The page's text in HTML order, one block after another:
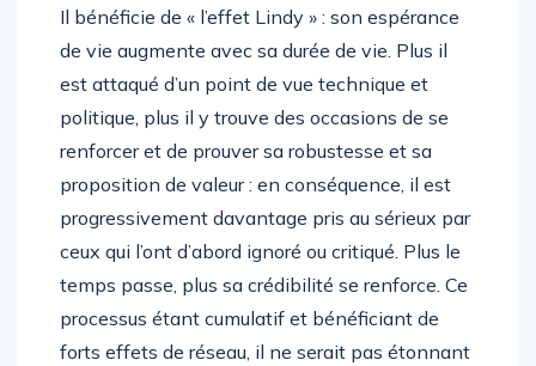
Il bénéficie de « l’effet Lindy » : son espérance
de vie augmente avec sa durée de vie. Plus il
est attaqué d’un point de vue technique et
politique, plus il y trouve des occasions de se
renforcer et de prouver sa robustesse et sa
proposition de valeur : en conséquence, il est
progressivement davantage pris au sérieux par
ceux qui l’ont d’abord ignoré ou critiqué. Plus le
temps passe, plus sa crédibilité se renforce. Ce
processus étant cumulatif et bénéficiant de
forts effets de réseau, il ne serait pas étonnant